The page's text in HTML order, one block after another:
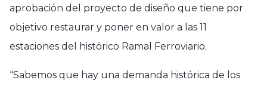
aprobación del proyecto de diseño que tiene por
objetivo restaurar y poner en valor a las 11
estaciones del histórico Ramal Ferroviario.
“Sabemos que hay una demanda histórica de los